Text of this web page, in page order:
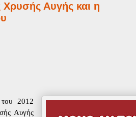
Αυγής και η
2012
Αυγής